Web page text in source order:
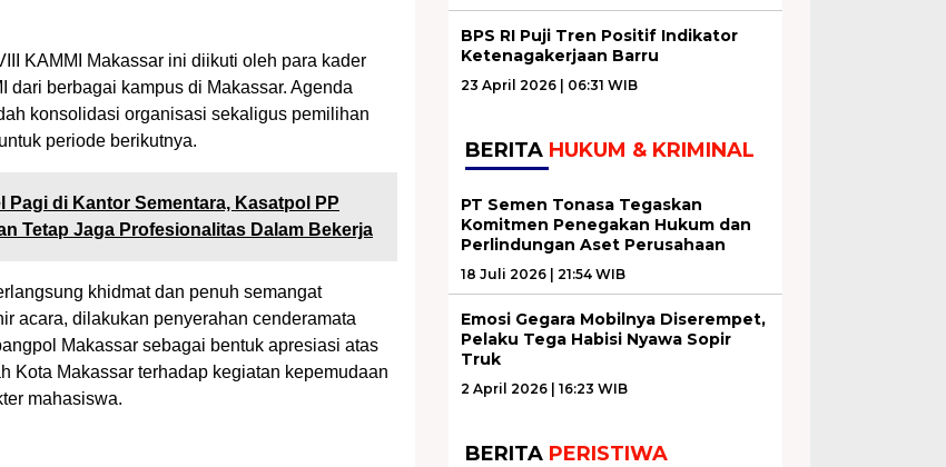
KAMMI Makassar ini diikuti oleh para kader
dari berbagai kampus di Makassar. Agenda
konsolidasi organisasi sekaligus pemilihan
periode berikutnya.
Pagi di Kantor Sementara, Kasatpol PP
Tetap Jaga Profesionalitas Dalam Bekerja
khidmat dan penuh semangat
acara, dilakukan penyerahan cenderamata
Makassar sebagai bentuk apresiasi atas
Kota Makassar terhadap kegiatan kepemudaan
mahasiswa.
BPS RI Puji Tren Positif Indikator
Ketenagakerjaan Barru
23 April 2026 | 06:31 WIB
BERITA HUKUM & KRIMINAL
PT Semen Tonasa Tegaskan
Komitmen Penegakan Hukum dan
Perlindungan Aset Perusahaan
18 Juli 2026 | 21:54 WIB
Emosi Gegara Mobilnya Diserempet,
Pelaku Tega Habisi Nyawa Sopir
Truk
2 April 2026 | 16:23 WIB
BERITA PERISTIWA